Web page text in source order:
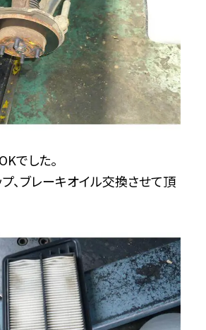
でした。
プ、ブレーキオイル交換させて頂